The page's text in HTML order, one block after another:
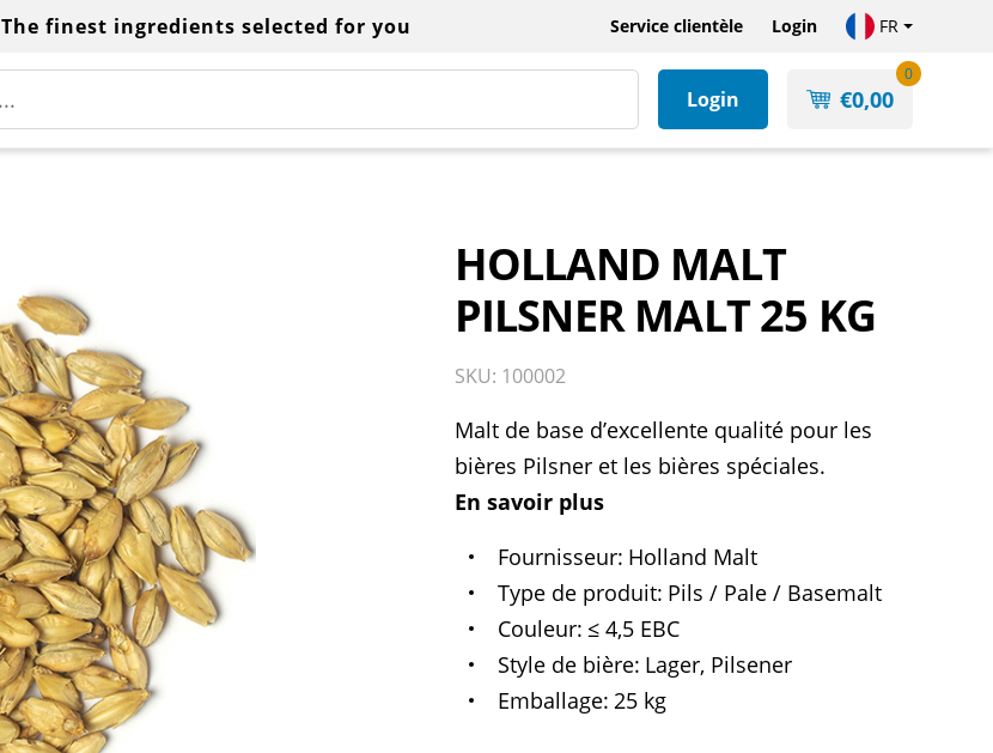
The finest ingredients selected for you Service clientèle Login FR
Login €0,00
0
HOLLAND MALT
PILSNER MALT 25 KG
SKU: 100002
Malt de base d’excellente qualité pour les
bières Pilsner et les bières spéciales.
En savoir plus
Fournisseur Holland Malt
Type de produit Pils / Pale / Basemalt
Couleur ≤ 4,5 EBC
Style de bière Lager, Pilsener
Emballage 25 kg